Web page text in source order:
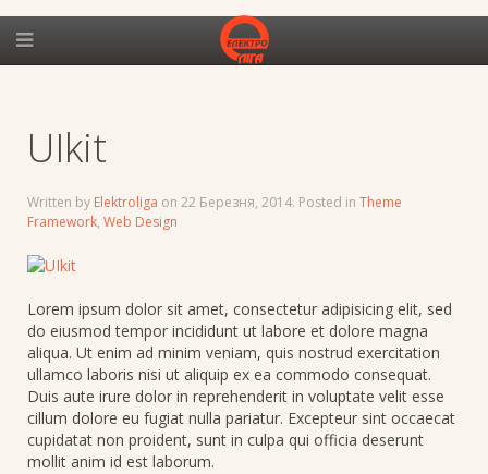
UIkit
Written by Elektroliga on 22 Березня, 2014. Posted in Theme
Framework, Web Design
Lorem ipsum dolor sit amet, consectetur adipisicing elit, sed
do eiusmod tempor incididunt ut labore et dolore magna
aliqua. Ut enim ad minim veniam, quis nostrud exercitation
ullamco laboris nisi ut aliquip ex ea commodo consequat.
Duis aute irure dolor in reprehenderit in voluptate velit esse
cillum dolore eu fugiat nulla pariatur. Excepteur sint occaecat
cupidatat non proident, sunt in culpa qui officia deserunt
mollit anim id est laborum.